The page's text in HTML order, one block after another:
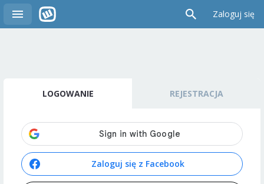
Zaloguj się
LOGOWANIE REJESTRACJA
Zaloguj się z Facebook